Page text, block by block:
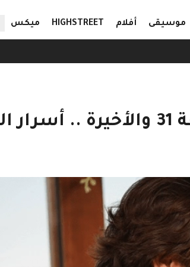
موسيقى أفلام HIGHSTREET ميكس